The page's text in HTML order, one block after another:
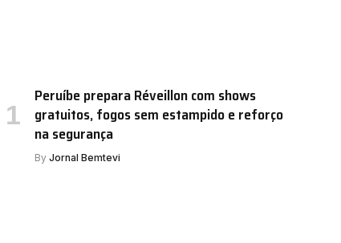
Peruíbe prepara Réveillon com shows
gratuitos, fogos sem estampido e reforço
na segurança
By Jornal Bemtevi